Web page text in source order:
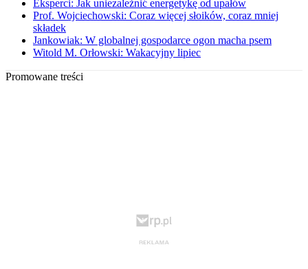
Eksperci: Jak uniezależnić energetykę od upałów
Prof. Wojciechowski: Coraz więcej słoików, coraz mniej
składek
Jankowiak: W globalnej gospodarce ogon macha psem
Witold M. Orłowski: Wakacyjny lipiec
Promowane treści